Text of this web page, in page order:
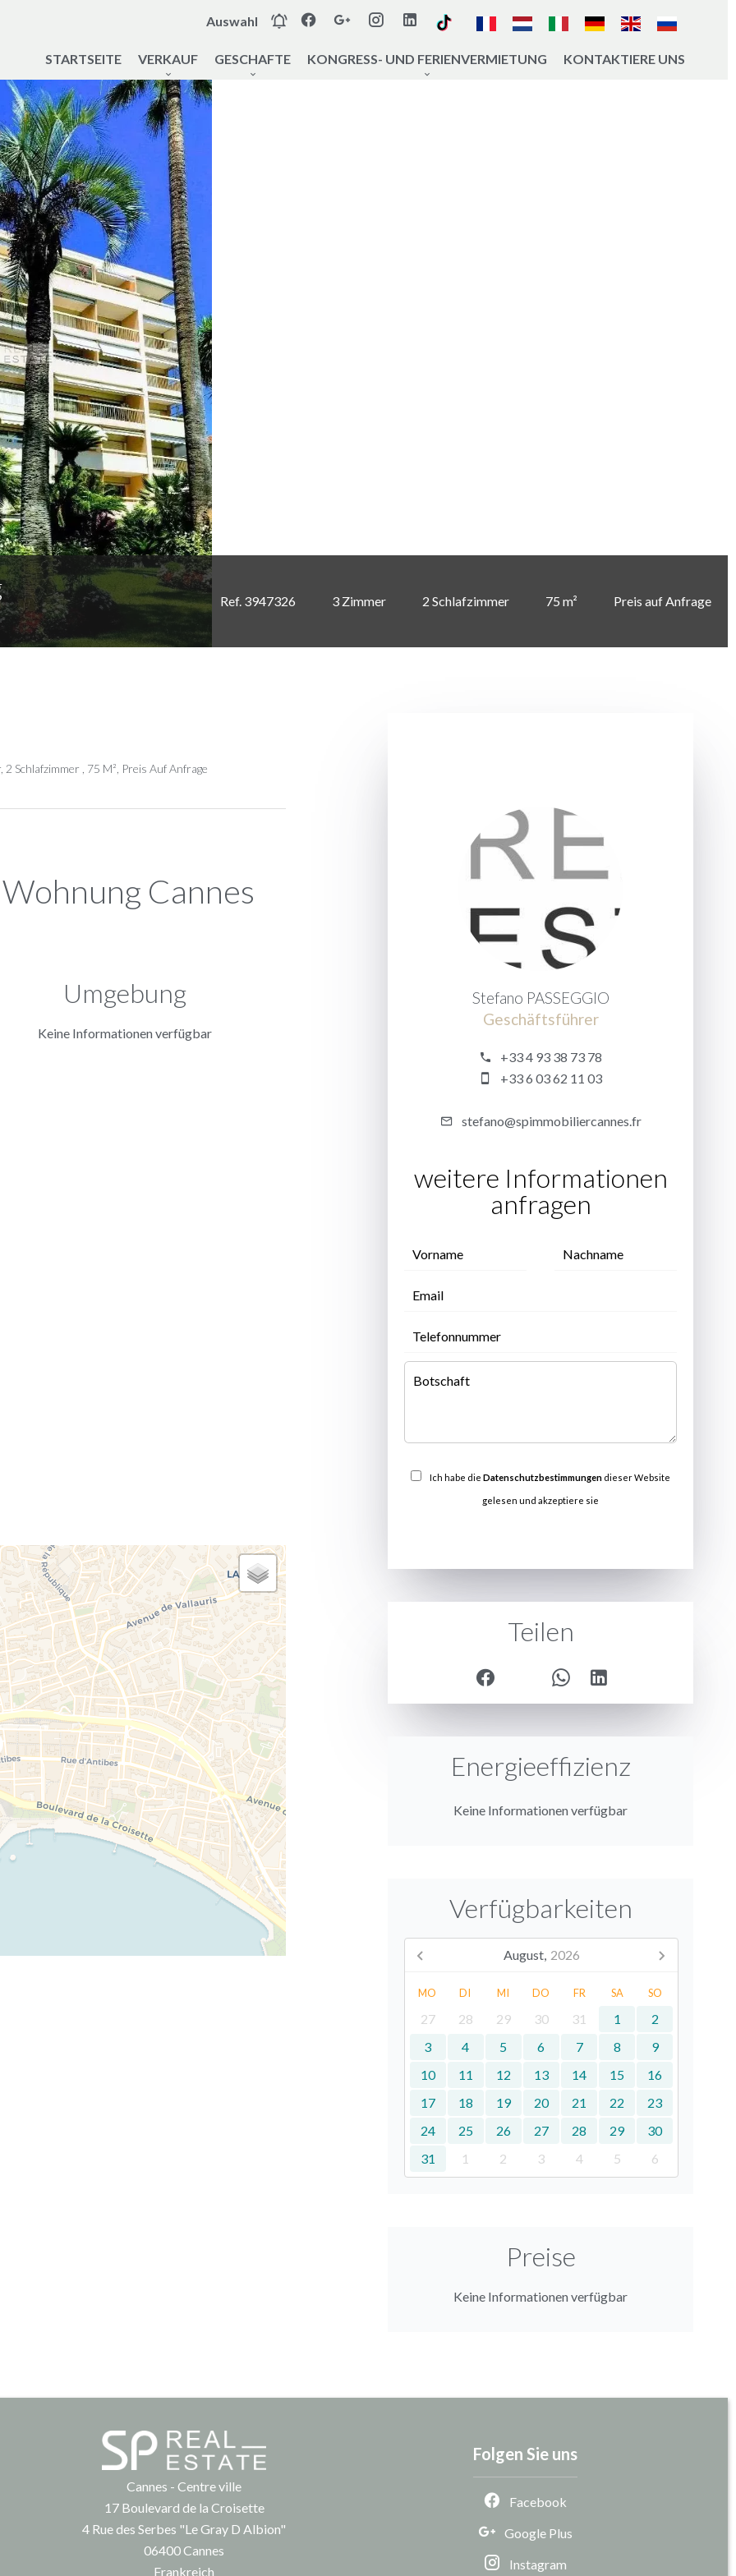
Auswahl
STARTSEITE VERKAUF GESCHAFTE KONGRESS- UND FERIENVERMIETUNG KONTAKTIERE UNS
Ref. 3947326 3 Zimmer 2 Schlafzimmer 75 m² Preis auf Anfrage
Schlafzimmer , 75 M², Preis Auf Anfrage
Cannes
Umgebung
Keine Informationen verfügbar
Stefano PASSEGGIO
Geschäftsführer
+33 4 93 38 73 78
+33 6 03 62 11 03
stefano@spimmobiliercannes.fr
weitere Informationen
anfragen
Ich habe die Datenschutzbestimmungen dieser Website
gelesen und akzeptiere sie
Teilen
Energieeffizienz
Keine Informationen verfügbar
Verfügbarkeiten
August, 2026
MO DI MI DO FR SA SO
27 28 29 30 31 1
2
3
4 5 6 7 8
9
10
11 12 13 14 15
16
17
18 19 20 21 22
23
24
25 26 27 28 29
30
31
1 2 3 4 5 6
Preise
Keine Informationen verfügbar
Cannes - Centre ville
17 Boulevard de la Croisette
4 Rue des Serbes "Le Gray D Albion"
06400Cannes
Frankreich
Folgen Sie uns
Facebook
Google Plus
Instagram